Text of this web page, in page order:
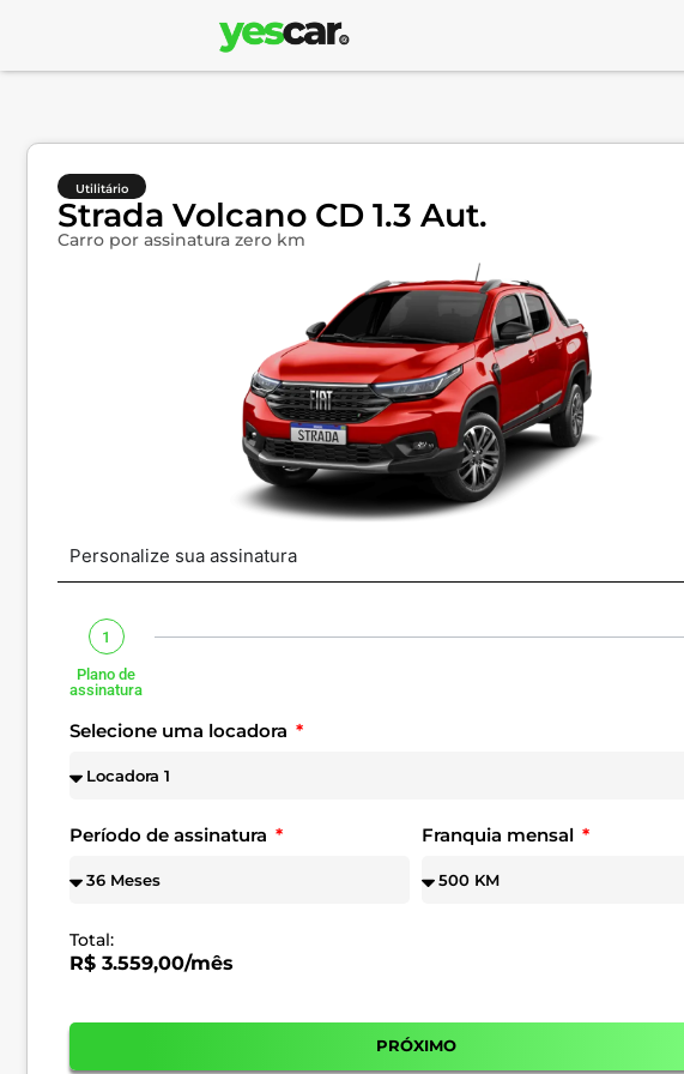
Utilitário
Strada Volcano CD 1.3 Aut.
Carro por assinatura zero km
Personalize sua assinatura
1
Plano de
assinatura
Selecione uma locadora
Período de assinatura Franquia mensal
Total:
R$ 3.559,00/mês
PRÓXIMO